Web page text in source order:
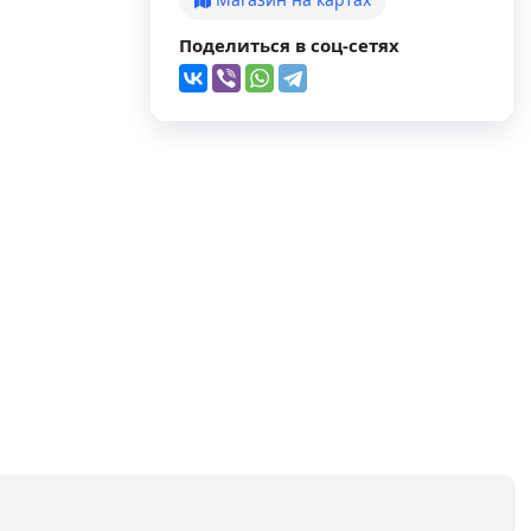
Поделиться в соц-сетях